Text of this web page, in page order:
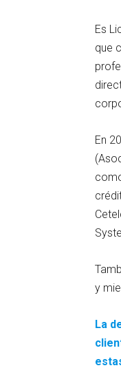
Es
que
En
y
La